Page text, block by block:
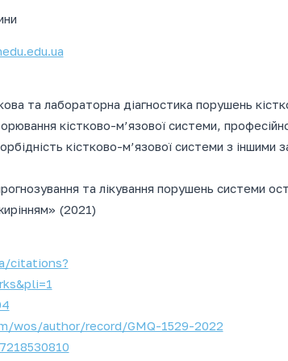
та лабораторна діагностика порушень
кістково-м’язової системи,
кістково-м’язової системи з іншими
та лікування порушень системи
(2021)
citations?
wos/author/record/GMQ-1529-2022